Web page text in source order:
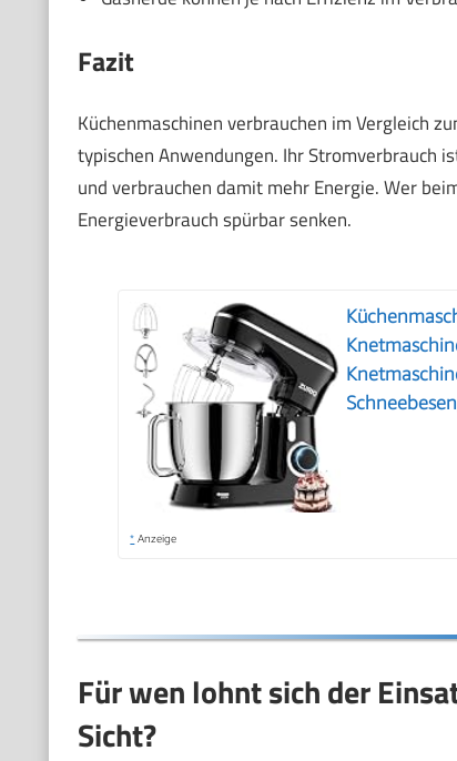
Fazit
Küchenmaschinen verbrauchen im Vergleich
typischen Anwendungen. Ihr Stromverbrauch
und verbrauchen damit mehr Energie. Wer
Energieverbrauch spürbar senken.
* Anzeige
Für wen lohnt sich der
Sicht?